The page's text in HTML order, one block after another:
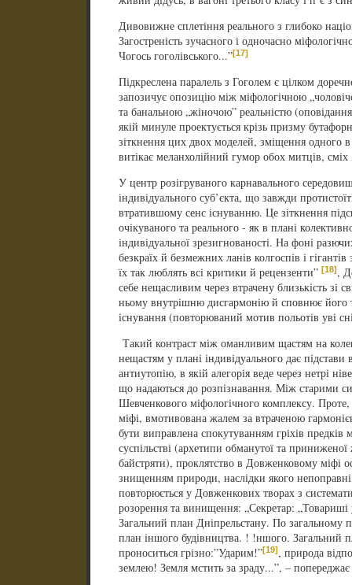
Дивовижне сплетіння реального з глибоко
Загостреність зучасного і одночасно
Чогось гоголівського...”[17]
Підкреслена паралель з Гоголем є цілком
запозичує опозицію між міфологічною
та банальною „жіночою” реальністю
якій минуле проектується крізь призму
зіткнення цих двох моделей, зміщення одного
витікає меланхолійний гумор обох митців, сміх
У центр розігруваного карнавального
індивідуального суб’єкта, що завжди
втратившому сенс існуванню. Це зіткнення
очікуваного та реального - як в плані
індивідуальної зрезигнованості. На фоні
безкраїх й безмежних ланів колгоспів і
їх так люблять всі критики й рецензенти” [18],
себе нещасливим через втрачену близькість зі
ньому внутрішню дисгармонію й сповнює його
існування (повторюваний мотив польотів уві
Такий контраст між оманливим щастям на
нещастям у плані індивідуального дає
антиутопію, в якій алегорія веде через нетрі
що надаються до розпізнавання. Між старими
Шевченкового міфологічного комплексу.
міфі, вмотивована жалем за втраченою
бути виправлена спокутуванням гріхів предків
суспільстві (архетипи обманутої та
байстряти), проклятство в Довженковому міфі
знищенням природи, наслідки якого
повторюється у Довженкових творах з
розорення та винищення: „Секретар:
Загальний план Дніпрельстану. По загальному
план іншого будівництва. ! !ншого. Загальний
проноситься грізно:”Ударим!”[19], природа
землею! Земля мстить за зраду...”, –